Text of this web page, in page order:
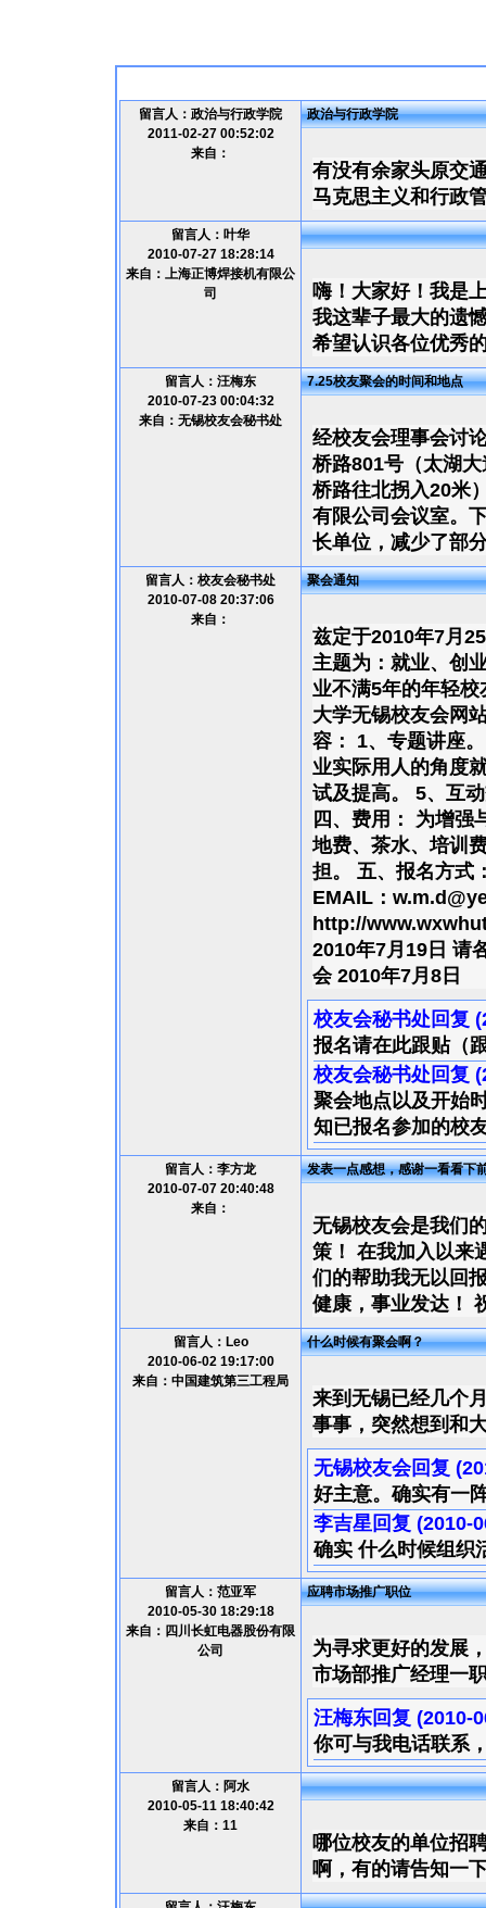
留言人：政治与行政学院
2011-02-27 00:52:02
来自：
政治与行政学院
有没有余家头原交
马克思主义和行政
留言人：叶华
2010-07-27 18:28:14
来自：上海正博焊接机有限公
司
嗨！大家好！我是
我这辈子最大的遗
希望认识各位优秀
留言人：汪梅东
2010-07-23 00:04:32
来自：无锡校友会秘书处
7.25校友聚会的时间和地点
经校友会理事会讨
桥路801号（太湖
桥路往北拐入20米
有限公司会议室。
长单位，减少了部
留言人：校友会秘书处
2010-07-08 20:37:06
来自：
聚会通知
兹定于2010年7月
主题为：就业、创
业不满5年的年轻
大学无锡校友会网
容： 1、专题讲座
业实际用人的角度
试及提高。 5、互
四、费用： 为增强
地费、茶水、培训
担。 五、报名方式
EMAIL：
http://
2010年7月19日 请
会 2010年7月8日
校友会秘书处回复
报名请在此跟贴（
校友会秘书处回复
聚会地点以及开始
知已报名参加的校
留言人：李方龙
2010-07-07 20:40:48
来自：
发表一点感想，感谢一看看下
无锡校友会是我们
策！ 在我加入以来
们的帮助我无以回
健康，事业发达！
留言人：Leo
2010-06-02 19:17:00
来自：中国建筑第三工程局
什么时候有聚会啊？
来到无锡已经几个
事事，突然想到和
无锡校友会回复
好主意。确实有一
李吉星回复 (2010-
确实 什么时候组织
留言人：范亚军
2010-05-30 18:29:18
来自：四川长虹电器股份有限
公司
应聘市场推广职位
为寻求更好的发展
市场部推广经理一
汪梅东回复 (2010-
你可与我电话联系
留言人：阿水
2010-05-11 18:40:42
来自：11
哪位校友的单位招
啊，有的请告知一